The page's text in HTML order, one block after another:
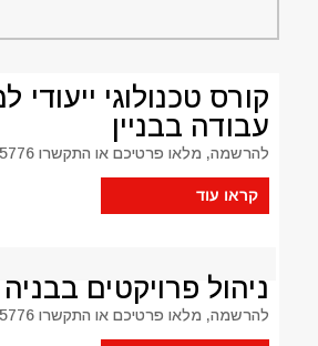
קורס טכנולוגי ייעודי
עבודה בבניין
להרשמה, מלאו פרטיכם או התקשרו 5776* דרישות קבלה ...
קראו עוד
ניהול פרויקטים בבניה
להרשמה, מלאו פרטיכם או התקשרו 5776* דרישות קבלה ...